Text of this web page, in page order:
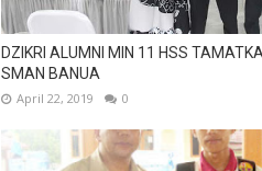
DZIKRI ALUMNI MIN 11 HSS
SMAN BANUA
April 22, 2019 0